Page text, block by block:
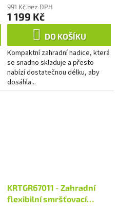
991 Kč bez DPH
1 199 Kč
DO KOŠÍKU
Kompaktní zahradní hadice, která
se snadno skladuje a přesto
nabízí dostatečnou délku, aby
dosáhla...
KRTGR67011 - Zahradní
flexibilní smršťovací